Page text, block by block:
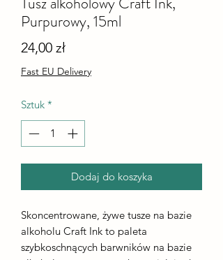
Purpurowy, 15ml
24,00 złCena
Fast EU Delivery
Sztuk *
Dodaj do koszyka
Skoncentrowane, żywe tusze na bazie
alkoholu Craft Ink to paleta
szybkoschnących barwników na bazie